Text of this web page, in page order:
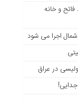
و خانه
شمال اجرا می شود
در عراق